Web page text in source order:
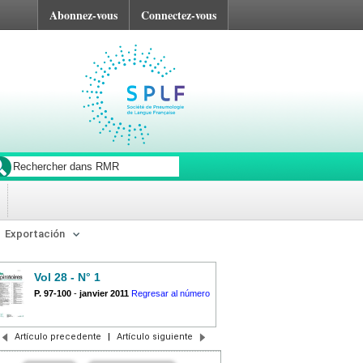
Abonnez-vous Connectez-vous
Exportación
Vol 28 - N° 1
P. 97-100 - janvier 2011 Regresar al número
Artículo precedente | Artículo siguiente